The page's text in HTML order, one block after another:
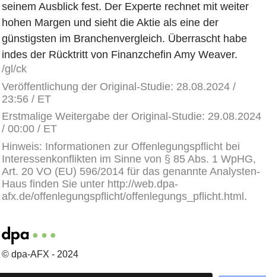
seinem Ausblick fest. Der Experte rechnet mit weiter
hohen Margen und sieht die Aktie als eine der
günstigsten im Branchenvergleich. Überrascht habe
indes der Rücktritt von Finanzchefin Amy Weaver.
/gl/ck
Veröffentlichung der Original-Studie: 28.08.2024 /
23:56 / ET
Erstmalige Weitergabe der Original-Studie: 29.08.2024
/ 00:00 / ET
Hinweis: Informationen zur Offenlegungspflicht bei
Interessenkonflikten im Sinne von § 85 Abs. 1 WpHG,
Art. 20 VO (EU) 596/2014 für das genannte Analysten-
Haus finden Sie unter http://web.dpa-
afx.de/offenlegungspflicht/offenlegungs_pflicht.html.
© dpa-AFX - 2024